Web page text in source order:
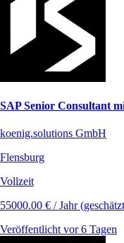
SAP Senior Consultant
koenig.solutions GmbH
Flensburg
Vollzeit
55000.00 € / Jahr
Veröffentlicht vor 6 Tagen